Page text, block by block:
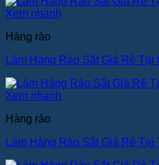
Xem nhanh
Hàng rào
Làm Hàng Rào Sắt Giá Rẻ
Xem nhanh
Hàng rào
Làm Hàng Rào Sắt Giá Rẻ Tại